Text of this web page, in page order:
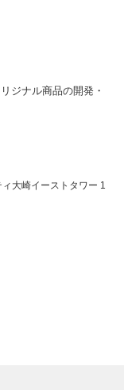
ジナル商品の開発・
大崎イーストタワー 1